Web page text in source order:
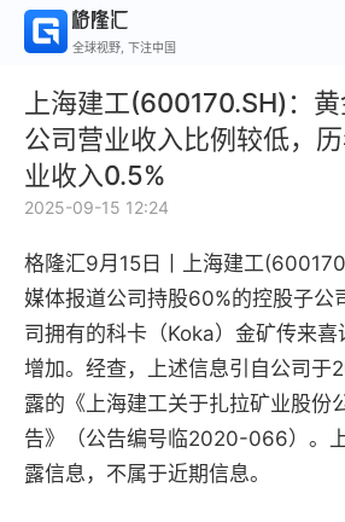
全球视野, 下注中国
上海建工(600170.SH)：
公司营业收入比例较低，
业收入0.5%
2025-09-15 12:24
格隆汇9月15日丨上海建工
媒体报道公司持股60%的控股子公
司拥有的科卡（Koka）金矿传来
增加。经查，上述信息引自公司于
露的《上海建工关于扎拉矿业股份
告》（公告编号临2020-066）。
露信息，不属于近期信息。